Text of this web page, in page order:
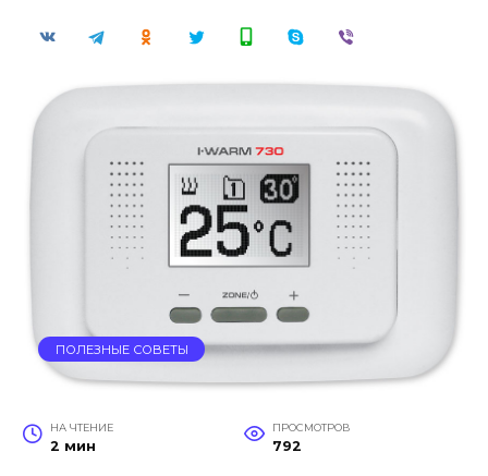
ПОЛЕЗНЫЕ СОВЕТЫ
НА ЧТЕНИЕ
2 мин
ПРОСМОТРОВ
792